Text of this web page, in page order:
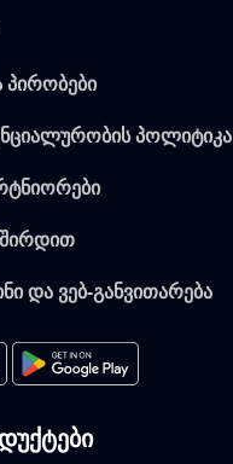
პირობები
პოლიტიკა
და ვებ-განვითარება